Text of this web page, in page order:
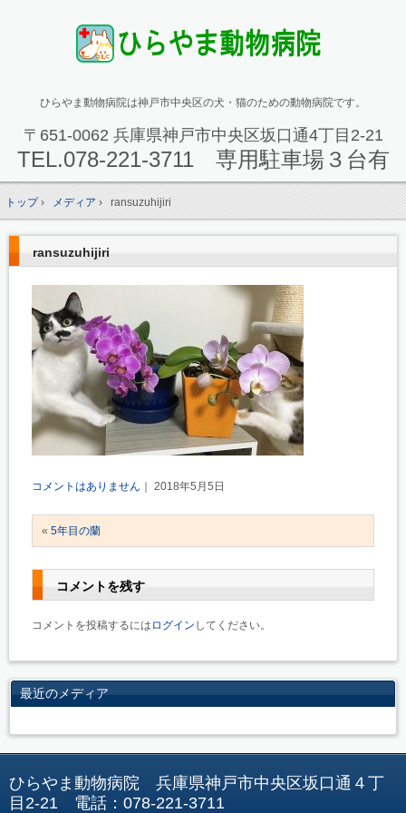
ひらやま動物病院は神戸市中央区の犬・猫のための動物病院です。
〒651-0062 兵庫県神戸市中央区坂口通4丁目2-21
TEL.078-221-3711 専用駐車場３台有
トップ› メディア› ransuzuhijiri
ransuzuhijiri
コメントはありません ｜ 2018年5月5日
« 5年目の蘭
コメントを残す
コメントを投稿するには ログイン してください。
最近のメディア
ひらやま動物病院 兵庫県神戸市中央区坂口通４丁
目2-21 電話：078-221-3711